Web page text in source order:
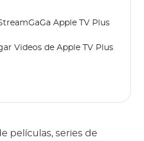
Apple TV Plus
Videos de Apple TV Plus
películas, series de